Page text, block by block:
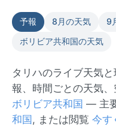
予報 8月の天気 9
ボリビア共和国の天気
タリハのライブ天気
報、時間ごとの天気
ボリビア共和国 — 主
和国 , または閲覧 今す